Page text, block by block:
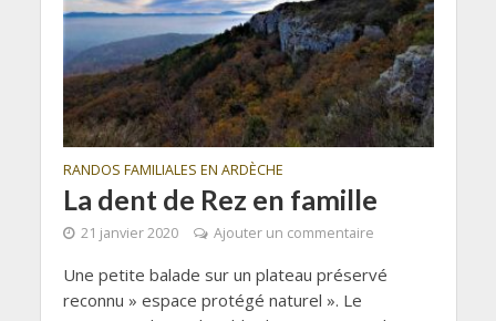
RANDOS FAMILIALES EN ARDÈCHE
La dent de Rez en famille
21 janvier 2020 Ajouter un commentaire
Une petite balade sur un plateau préservé
reconnu » espace protégé naturel ». Le